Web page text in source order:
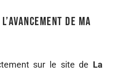
de ma
sur le site de La